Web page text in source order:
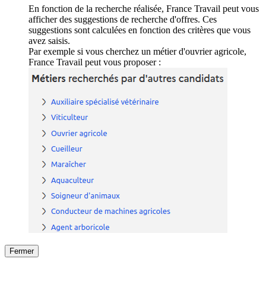
En fonction de la recherche réalisée, France Travail peut vous
afficher des suggestions de recherche d'offres. Ces
suggestions sont calculées en fonction des critères que vous
avez saisis.
Par exemple si vous cherchez un métier d'ouvrier agricole,
France Travail peut vous proposer :
Fermer